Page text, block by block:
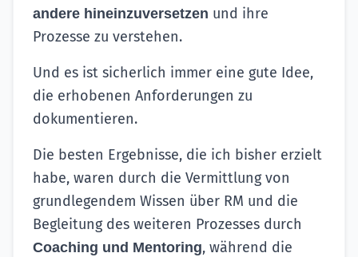
andere hineinzuversetzen und ihre
Prozesse zu verstehen.
Und es ist sicherlich immer eine gute Idee,
die erhobenen Anforderungen zu
dokumentieren.
Die besten Ergebnisse, die ich bisher erzielt
habe, waren durch die Vermittlung von
grundlegendem Wissen über RM und die
Begleitung des weiteren Prozesses durch
Coaching und Mentoring, während die